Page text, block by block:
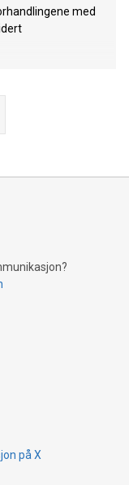
med
på X